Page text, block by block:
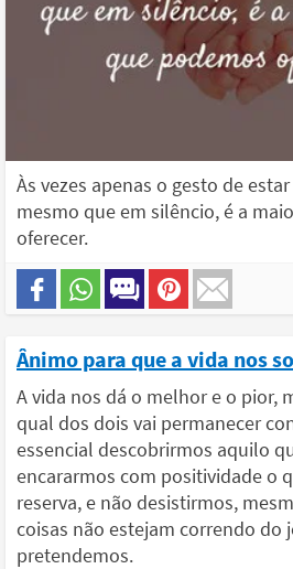
Às vezes apenas o gesto de
mesmo que em silêncio, é a
oferecer.
Ânimo para que a vida nos
A vida nos dá o melhor e o pior,
qual dos dois vai permanecer
essencial descobrirmos aquilo
encararmos com positividade o
reserva, e não desistirmos,
coisas não estejam correndo do
pretendemos.